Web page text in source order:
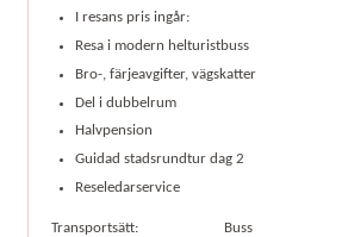
I resans pris ingår:
Resa i modern helturistbuss
Bro-, färjeavgifter, vägskatter
Del i dubbelrum
Halvpension
Guidad stadsrundtur dag 2
Reseledarservice
Transportsätt: Buss